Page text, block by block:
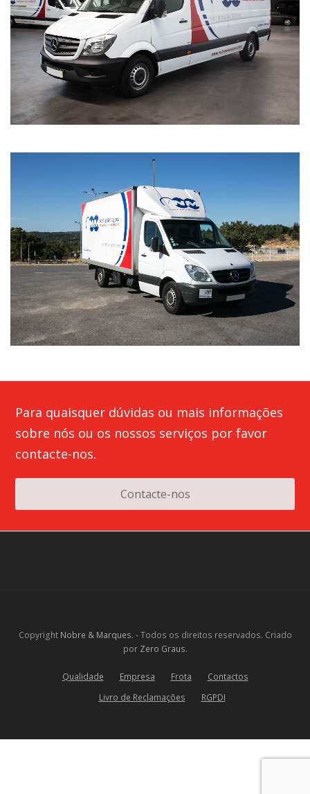
Para quaisquer dúvidas ou mais informações
sobre nós ou os nossos serviços por favor
contacte-nos.
Contacte-nos
Copyright Nobre & Marques. - Todos os direitos reservados. Criado
por Zero Graus.
Qualidade Empresa Frota
Contactos
Livro de Reclamações
RGPDI